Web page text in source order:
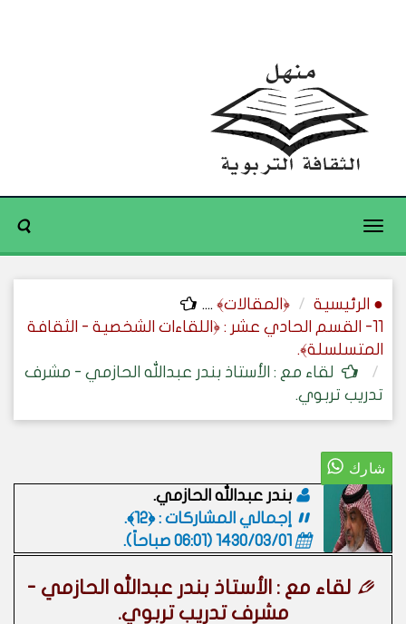
Toggle
● الرئيسية ﴿المقالات﴾ ....
11- القسم الحادي عشر : ﴿اللقاءات الشخصية - الثقافة
المتسلسلة﴾.
لقاء مع : الأستاذ بندر عبدالله الحازمي - مشرف
تدريب تربوي.
بندر عبدالله الحازمي.
إجمالي المشاركات : ﴿12﴾.
1430/03/01 (06:01 صباحاً)
.
لقاء مع : الأستاذ بندر عبدالله الحازمي -
مشرف تدريب تربوي.